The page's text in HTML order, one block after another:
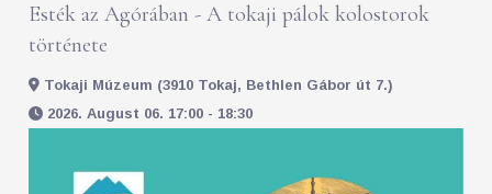
Esték az Agórában - A tokaji pálok kolostorok
története
Tokaji Múzeum (3910 Tokaj, Bethlen Gábor út 7.)
2026. August 06. 17:00 - 18:30